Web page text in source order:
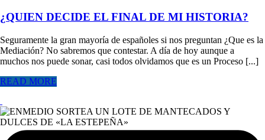
¿QUIEN DECIDE EL FINAL DE MI HISTORIA?
Seguramente la gran mayoría de españoles si nos preguntan ¿Que es la
Mediación? No sabremos que contestar. A día de hoy aunque a
muchos nos puede sonar, casi todos olvidamos que es un Proceso [...]
READ MORE